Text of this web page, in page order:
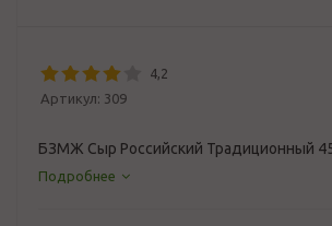
4,2
Артикул: 309
БЗМЖ Сыр Российский Традиционный
Подробнее